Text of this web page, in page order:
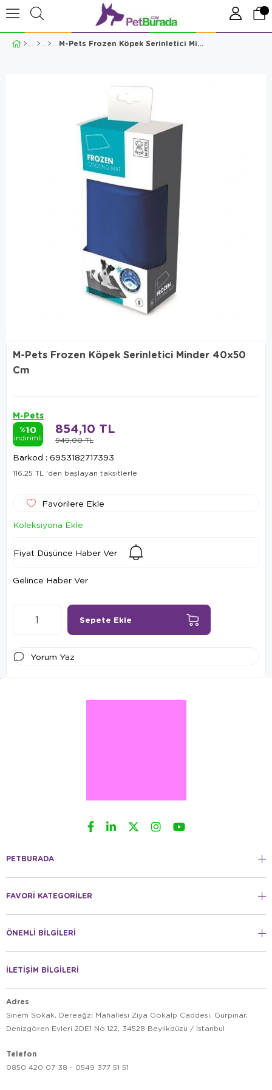
M-Pets Frozen Köpek Serinletici Minder 40x50 Cm
M-Pets Frozen Köpek Serinletici Minder 40x50
Cm
M-Pets
%10
indirimli 949,00 TL
854,10 TL
Barkod : 6953182717393
116,25 TL 'den başlayan taksitlerle
Favorilere Ekle
Koleksiyona Ekle
Fiyat Düşünce Haber Ver
Gelince Haber Ver
Yorum Yaz
PETBURADA
FAVORİ KATEGORİLER
ÖNEMLİ BİLGİLERİ
İLETİŞİM BİLGİLERİ
Adres
Sinem Sokak, Dereağzı Mahallesi Ziya Gökalp Caddesi, Gürpınar,
Denizgören Evleri 2DE1 No:122, 34528 Beylikdüzü / İstanbul
Telefon
0850 420 07 38 - 0549 377 51 51